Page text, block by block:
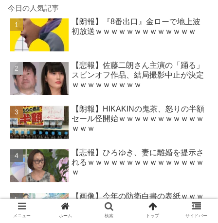
今日の人気記事
【朗報】『8番出口』金ローで地上波
初放送ｗｗｗｗｗｗｗｗｗｗｗｗｗ
【悲報】佐藤二朗さん主演の「踊る」
スピンオフ作品、結局撮影中止が決定
ｗｗｗｗｗｗｗｗｗ
【朗報】HIKAKINの鬼茶、怒りの半額
セール怪開始ｗｗｗｗｗｗｗｗｗｗｗ
ｗｗｗ
【悲報】ひろゆき、妻に離婚を提示さ
れるｗｗｗｗｗｗｗｗｗｗｗｗｗｗｗ
ｗ
【画像】今年の防衛白書の表紙ｗｗｗ
ｗｗｗｗｗｗｗｗｗｗｗｗｗｗｗｗ
メニュー ホーム 検索 トップ サイドバー